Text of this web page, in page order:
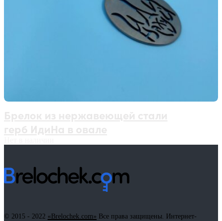
© 2015 - 2022 «Brelochek.com» Все права защищены. Интернет-